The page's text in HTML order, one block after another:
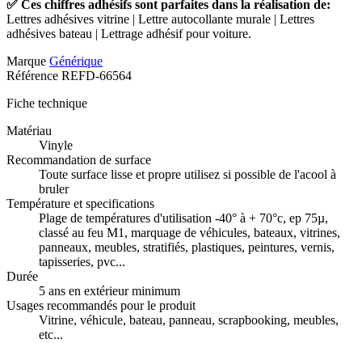
✅ Ces chiffres adhésifs sont parfaites dans la réalisation de:
Lettres adhésives vitrine | Lettre autocollante murale | Lettres
adhésives bateau | Lettrage adhésif pour voiture.
Marque Générique
Référence REFD-66564
Fiche technique
Matériau
Vinyle
Recommandation de surface
Toute surface lisse et propre utilisez si possible de l'acool à
bruler
Température et specifications
Plage de températures d'utilisation -40° à + 70°c, ep 75µ,
classé au feu M1, marquage de véhicules, bateaux, vitrines,
panneaux, meubles, stratifiés, plastiques, peintures, vernis,
tapisseries, pvc...
Durée
5 ans en extérieur minimum
Usages recommandés pour le produit
Vitrine, véhicule, bateau, panneau, scrapbooking, meubles,
etc...